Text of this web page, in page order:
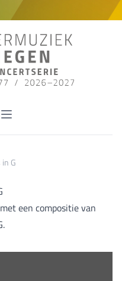
G
een compositie van